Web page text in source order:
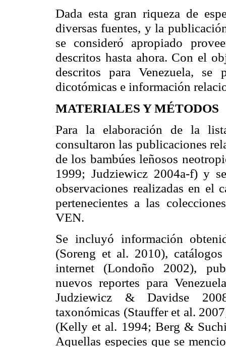
Dada esta gran riqueza de
diversas fuentes, y la
se consideró apropiado
descritos hasta ahora. Con el
descritos para Venezuela, se
dicotómicas e información
MATERIALES Y MÉTODOS
Para la elaboración de la
consultaron las publicaciones
de los bambúes leñosos
1999; Judziewicz 2004a-f) y
observaciones realizadas en el
pertenecientes a las
VEN.
Se incluyó información
(Soreng et al. 2010),
internet (Londoño 2002),
nuevos reportes para
Judziewicz & Davidse
taxonómicas (Stauffer et al.
(Kelly et al. 1994; Berg &
Aquellas especies que se